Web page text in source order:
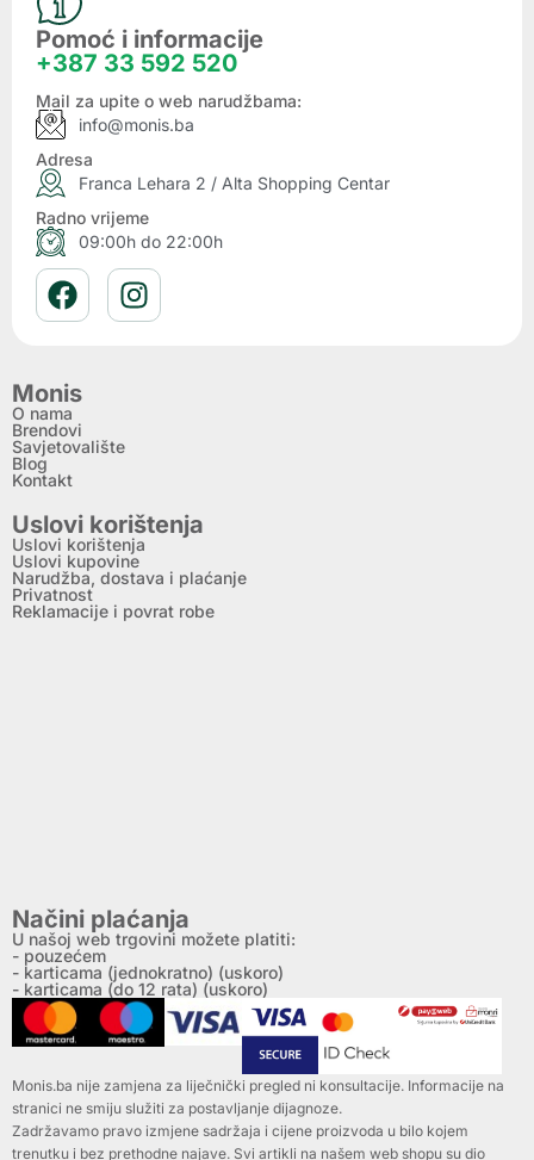
Pomoć i informacije
+387 33 592 520
Mail za upite o web narudžbama:
info@monis.ba
Adresa
Franca Lehara 2 / Alta Shopping Centar
Radno vrijeme
09:00h do 22:00h
Monis
O nama
Brendovi
Savjetovalište
Blog
Kontakt
Uslovi korištenja
Uslovi korištenja
Uslovi kupovine
Narudžba, dostava i plaćanje
Privatnost
Reklamacije i povrat robe
Načini plaćanja
U našoj web trgovini možete platiti:
- pouzećem
- karticama (jednokratno) (uskoro)
- karticama (do 12 rata) (uskoro)
Monis.ba nije zamjena za liječnički pregled ni konsultacije. Informacije na
stranici ne smiju služiti za postavljanje dijagnoze.
Zadržavamo pravo izmjene sadržaja i cijene proizvoda u bilo kojem
trenutku i bez prethodne najave. Svi artikli na našem web shopu su dio